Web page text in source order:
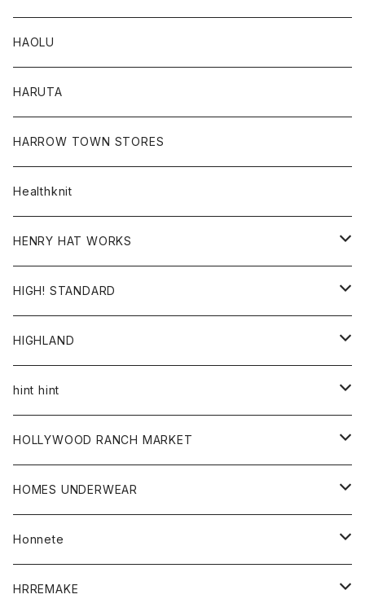
カーディガン
コート
トップス
シャツ
スウェット
レディース
カーディガン
コート
ボトム
パンツ
トップス
Tシャツ
ロンTEE
HAOLU
HARUTA
HARROW TOWN STORES
Healthknit
HENRY HAT WORKS
帽子
HIGH! STANDARD
アウター
ジャケット
トップス
シャツ
カーディガン
ボトム
グッズ
帽子
HIGHLAND
帽子
hint hint
ストール
HOLLYWOOD RANCH MARKET
アウター
カーディガン
コート
アクセサリー
ウォレット
キッズ
HOMES UNDERWEAR
アウター
カーディガン
キッズ
Honnete
ブラウス
HRREMAKE